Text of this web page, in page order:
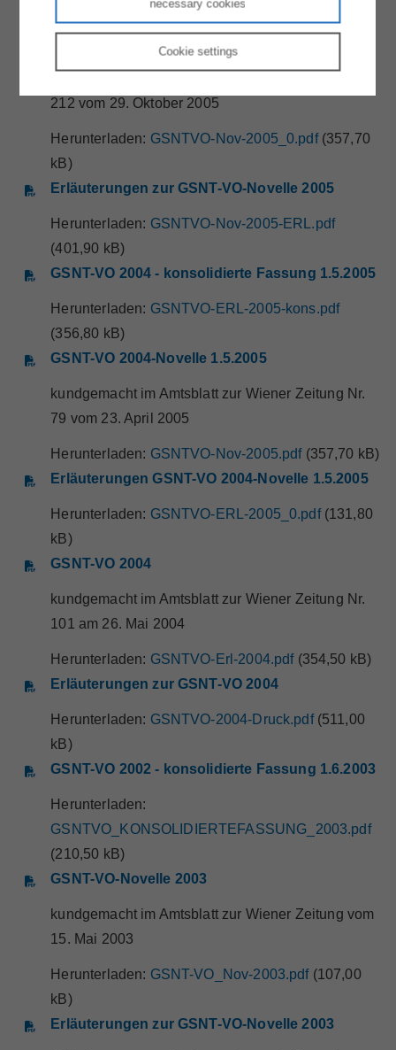
necessary cookies
Cookie settings
Herunterladen:GSNTVO-2006.pdf(107,20 kB)
GSNT-VO-Novelle 2005
212 vom 29. Oktober 2005
Herunterladen: GSNTVO-Nov-2005_0.pdf(357,70
kB)
Erläuterungen zur GSNT-VO-Novelle 2005
Herunterladen: GSNTVO-Nov-2005-ERL.pdf
(401,90 kB)
GSNT-VO 2004 - konsolidierte Fassung 1.5.2005
Herunterladen: GSNTVO-ERL-2005-kons.pdf
(356,80 kB)
GSNT-VO 2004-Novelle 1.5.2005
kundgemacht im Amtsblatt zur Wiener Zeitung Nr.
79 vom 23. April 2005
Herunterladen: GSNTVO-Nov-2005.pdf(357,70 kB)
Erläuterungen GSNT-VO 2004-Novelle 1.5.2005
Herunterladen: GSNTVO-ERL-2005_0.pdf(131,80
kB)
GSNT-VO 2004
kundgemacht im Amtsblatt zur Wiener Zeitung Nr.
101 am 26. Mai 2004
Herunterladen: GSNTVO-Erl-2004.pdf(354,50 kB)
Erläuterungen zur GSNT-VO 2004
Herunterladen: GSNTVO-2004-Druck.pdf(511,00
kB)
GSNT-VO 2002 - konsolidierte Fassung 1.6.2003
Herunterladen:
GSNTVO_KONSOLIDIERTEFASSUNG_2003.pdf
(210,50 kB)
GSNT-VO-Novelle 2003
kundgemacht im Amtsblatt zur Wiener Zeitung vom
15. Mai 2003
Herunterladen: GSNT-VO_Nov-2003.pdf(107,00
kB)
Erläuterungen zur GSNT-VO-Novelle 2003